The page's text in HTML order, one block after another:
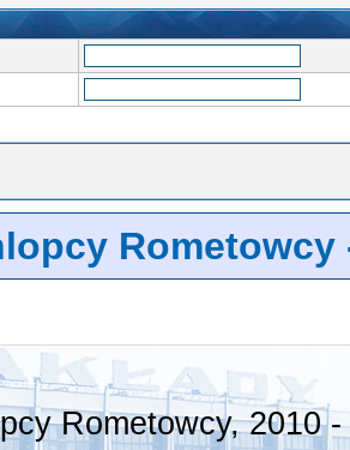
Rometowcy
Rometowcy, 2010